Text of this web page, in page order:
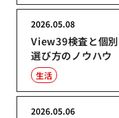
View39検査と個
選び方のノウハウ
2026.05.08
生活
2026.05.06